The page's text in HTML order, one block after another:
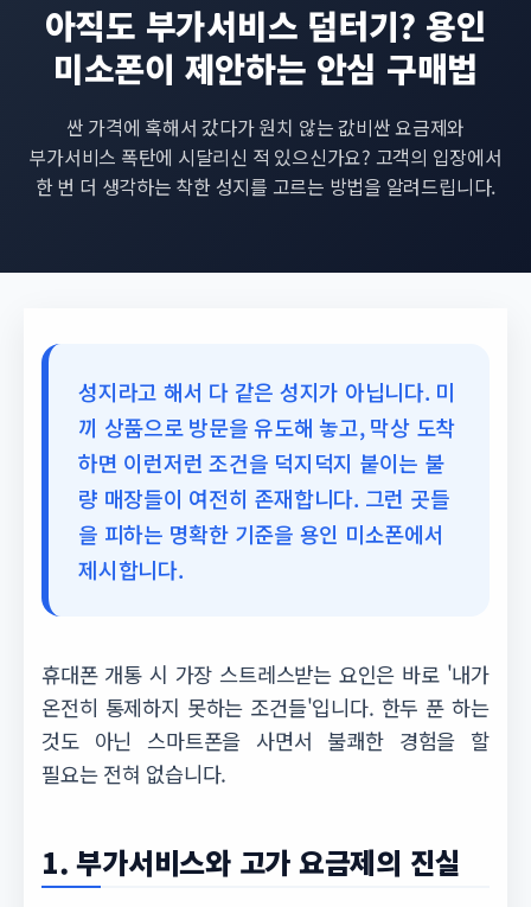
아직도 부가서비스 덤터기? 용인
미소폰이 제안하는 안심 구매법
싼 가격에 혹해서 갔다가 원치 않는 값비싼 요금제와
부가서비스 폭탄에 시달리신 적 있으신가요? 고객의 입장에서
한 번 더 생각하는 착한 성지를 고르는 방법을 알려드립니다.
성지라고 해서 다 같은 성지가 아닙니다. 미
끼 상품으로 방문을 유도해 놓고, 막상 도착
하면 이런저런 조건을 덕지덕지 붙이는 불
량 매장들이 여전히 존재합니다. 그런 곳들
을 피하는 명확한 기준을 용인 미소폰에서
제시합니다.
휴대폰 개통 시 가장 스트레스받는 요인은 바로 '내가
온전히 통제하지 못하는 조건들'입니다. 한두 푼 하는
것도 아닌 스마트폰을 사면서 불쾌한 경험을 할
필요는 전혀 없습니다.
1. 부가서비스와 고가 요금제의 진실